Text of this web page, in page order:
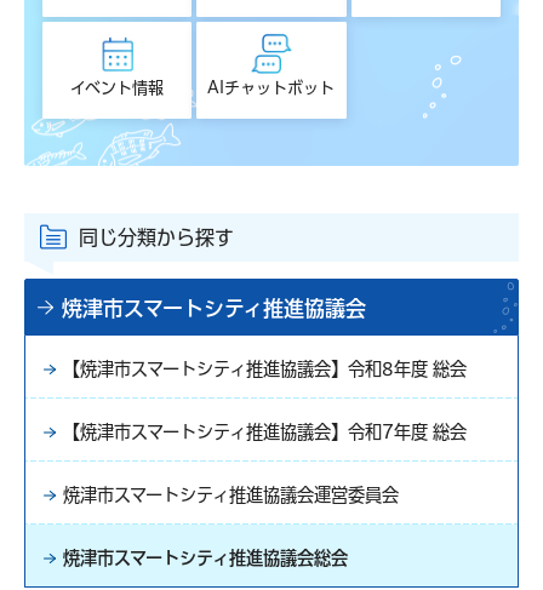
イベント情報 AIチャットボット
同じ分類から探す
焼津市スマートシティ推進協議会
【焼津市スマートシティ推進協議会】令和8年度 総会
【焼津市スマートシティ推進協議会】令和7年度 総会
焼津市スマートシティ推進協議会運営委員会
焼津市スマートシティ推進協議会総会